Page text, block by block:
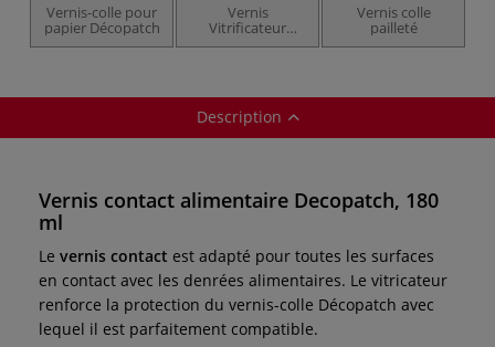
Vernis-colle pour
papier Décopatch
Vernis
Vitrificateur
Aquapro
Vernis colle
pailleté
Description
Vernis contact alimentaire Decopatch, 180
ml
Le vernis contact est adapté pour toutes les surfaces
en contact avec les denrées alimentaires. Le vitricateur
renforce la protection du vernis-colle Décopatch avec
lequel il est parfaitement compatible.